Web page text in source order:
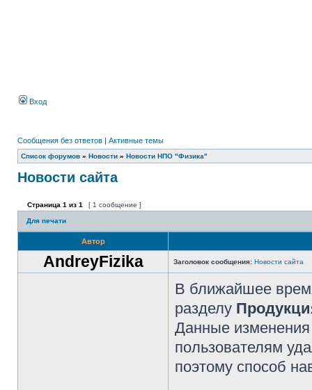
Вход
Сообщения без ответов | Активные темы
Список форумов » Новости » Новости НПО "Физика"
Новости сайта
Страница 1 из 1 [ 1 сообщение ]
Для печати
Автор
AndreyFizika Заголовок сообщения: Новости сайта
В ближайшее
разделу
Данные
пользователям
поэтому способ